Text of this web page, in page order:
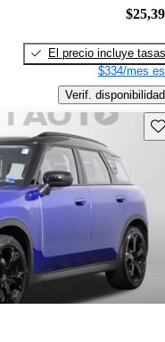
El precio incluye tasas
$334/mes
Verif. disponibilidad